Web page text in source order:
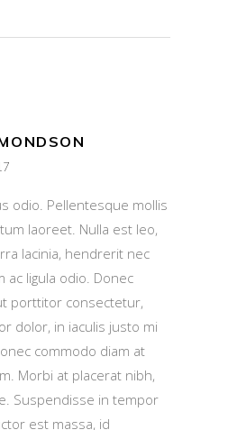
odio. Pellentesque mollis
laoreet. Nulla est leo,
lacinia, hendrerit nec
ac ligula odio. Donec
porttitor consectetur,
dolor, in iaculis justo mi
commodo diam at
Morbi at placerat nibh,
Suspendisse in tempor
est massa, id